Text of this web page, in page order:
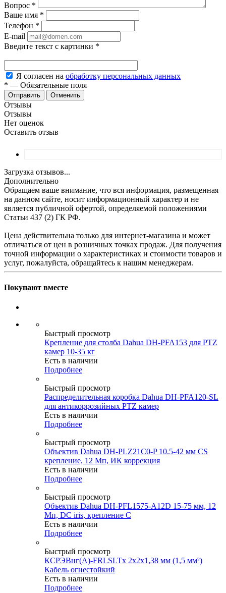
Вопрос *
Ваше имя *
Телефон *
E-mail
Введите текст с картинки *
Я согласен на обработку персональных данных
* — Обязательные поля
Отменить
Отзывы
Отзывы
Нет оценок
Оставить отзыв
Загрузка отзывов...
Дополнительно
Обращаем ваше внимание, что вся информация, размещенная
на данном сайте, носит информационный характер и не
является публичной офертой, определяемой положениями
Статьи 437 (2) ГК РФ.
Цена действительна только для интернет-магазина и может
отличаться от цен в розничных точках продаж. Для получения
точной информации о характеристиках и стоимости товаров и
услуг, пожалуйста, обращайтесь к нашим менеджерам.
Покупают вместе
Быстрый просмотр
Крепление для столба Dahua DH-PFA153 для PTZ
камер 10-35 кг
Есть в наличии
Подробнее
Быстрый просмотр
Распределительная коробка Dahua DH-PFA120-SL
для антикоррозийных PTZ камер
Есть в наличии
Подробнее
Быстрый просмотр
Объектив Dahua DH-PLZ21C0-P 10.5-42 мм CS
крепление, 12 Мп, ИК коррекция
Есть в наличии
Подробнее
Быстрый просмотр
Объектив Dahua DH-PFL1575-A12D 15-75 мм, 12
Мп, DC iris, крепление C
Есть в наличии
Подробнее
Быстрый просмотр
КСРЭВнг(А)-FRLSLTx 2х2х1,38 мм (1,5 мм²)
Кабель огнестойкий
Есть в наличии
Подробнее